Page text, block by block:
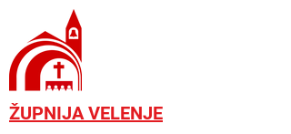
ŽUPNIJA VELENJE